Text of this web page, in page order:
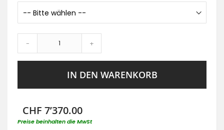
- +
IN DEN WARENKORB
CHF 7’370.00
Preise beinhalten die MwSt